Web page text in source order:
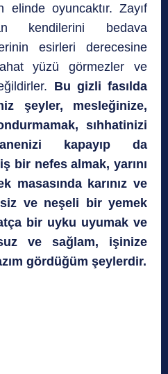
elinde oyuncaktır. Zayıf
kendilerini bedava
esirleri derecesine
yüzü görmezler ve
Bu gizli fasılda
şeyler, mesleğinize,
sıhhatinizi
kapayıp da
bir nefes almak, yarını
masasında karınız ve
ve neşeli bir yemek
bir uyku uyumak ve
ve sağlam, işinize
gördüğüm şeylerdir.